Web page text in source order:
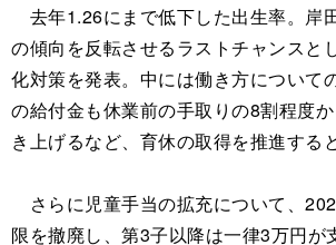
去年1.26にまで低下した出生率。岸
の傾向を反転させるラストチャンスと
化対策を発表。中には働き方について
の給付金も休業前の手取りの8割程度
き上げるなど、育休の取得を推進する
さらに児童手当の拡充について、
限を撤廃し、第3子以降は一律3万円が